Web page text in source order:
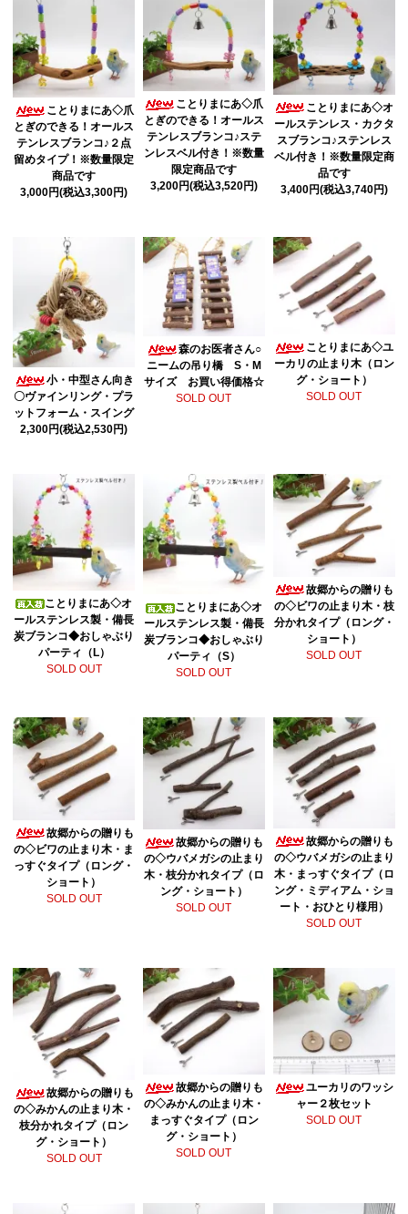
ことりまにあ◇爪
とぎのできる！オールス
テンレスブランコ♪２点
留めタイプ！※数量限定
商品です
3,000円(税込3,300円)
ことりまにあ◇爪
とぎのできる！オールス
テンレスブランコ♪ステ
ンレスベル付き！※数量
限定商品です
3,200円(税込3,520円)
ことりまにあ◇オ
ールステンレス・カクタ
スブランコ♪ステンレス
ベル付き！※数量限定商
品です
3,400円(税込3,740円)
小・中型さん向き
〇ヴァインリング・プラ
ットフォーム・スイング
2,300円(税込2,530円)
森のお医者さん○
ニームの吊り橋 S・M
サイズ お買い得価格☆
SOLD OUT
ことりまにあ◇ユ
ーカリの止まり木（ロン
グ・ショート）
SOLD OUT
ことりまにあ◇オ
ールステンレス製・備長
炭ブランコ◆おしゃぶり
パーティ（L）
SOLD OUT
ことりまにあ◇オ
ールステンレス製・備長
炭ブランコ◆おしゃぶり
パーティ（S）
SOLD OUT
故郷からの贈りも
の◇ビワの止まり木・枝
分かれタイプ（ロング・
ショート）
SOLD OUT
故郷からの贈りも
の◇ビワの止まり木・ま
っすぐタイプ（ロング・
ショート）
SOLD OUT
故郷からの贈りも
の◇ウバメガシの止まり
木・枝分かれタイプ（ロ
ング・ショート）
SOLD OUT
故郷からの贈りも
の◇ウバメガシの止まり
木・まっすぐタイプ（ロ
ング・ミディアム・ショ
ート・おひとり様用）
SOLD OUT
故郷からの贈りも
の◇みかんの止まり木・
枝分かれタイプ（ロン
グ・ショート）
SOLD OUT
故郷からの贈りも
の◇みかんの止まり木・
まっすぐタイプ（ロン
グ・ショート）
SOLD OUT
ユーカリのワッシ
ャー２枚セット
SOLD OUT